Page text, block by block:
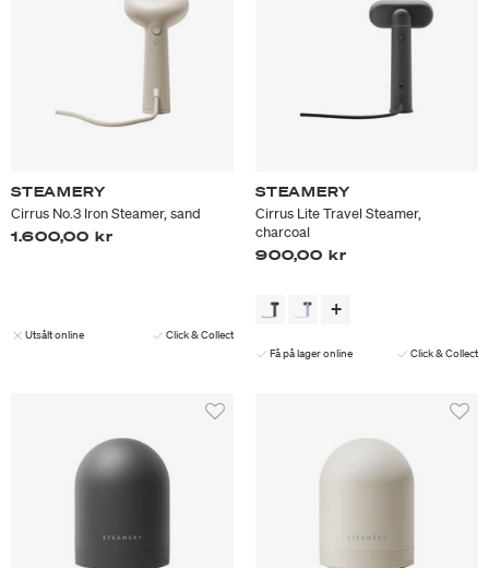
STEAMERY
Cirrus No.3 Iron Steamer, sand
1.600,00 kr
Utsålt online Click & Collect
STEAMERY
Cirrus Lite Travel Steamer,
charcoal
900,00 kr
Få på lager online Click & Collect